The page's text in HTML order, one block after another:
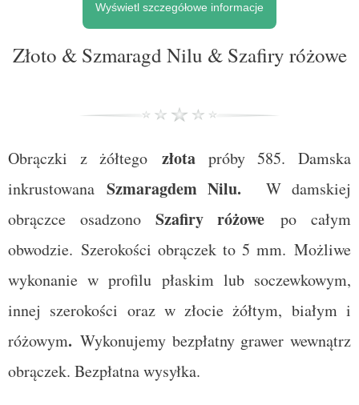
Wyświetl szczegółowe informacje
Złoto & Szmaragd Nilu & Szafiry różowe
Obrączki z żółtego złota próby 585. Damska
inkrustowanaSzmaragdem Nilu. W damskiej
obrączce osadzonoSzafiry różowepo całym
obwodzie. Szerokości obrączek to 5 mm. Możliwe
wykonanie w profilu płaskim lub soczewkowym,
innej szerokości oraz w złocie żółtym, białym i
różowym. Wykonujemy bezpłatny grawer wewnątrz
obrączek. Bezpłatna wysyłka.